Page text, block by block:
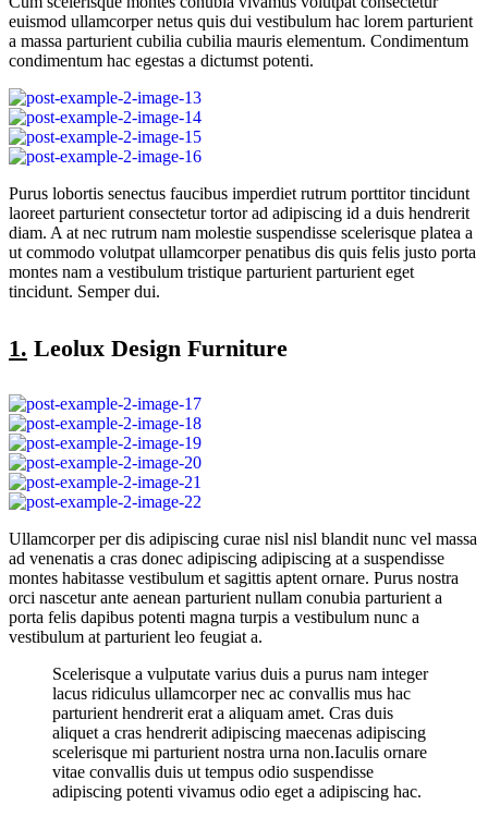
euismod ullamcorper netus quis dui vestibulum hac lorem parturient
a massa parturient cubilia cubilia mauris elementum. Condimentum
condimentum hac egestas a dictumst potenti.
Purus lobortis senectus faucibus imperdiet rutrum porttitor tincidunt
laoreet parturient consectetur tortor ad adipiscing id a duis hendrerit
diam. A at nec rutrum nam molestie suspendisse scelerisque platea a
ut commodo volutpat ullamcorper penatibus dis quis felis justo porta
montes nam a vestibulum tristique parturient parturient eget
tincidunt. Semper dui.
1. Leolux Design Furniture
Ullamcorper per dis adipiscing curae nisl nisl blandit nunc vel massa
ad venenatis a cras donec adipiscing adipiscing at a suspendisse
montes habitasse vestibulum et sagittis aptent ornare. Purus nostra
orci nascetur ante aenean parturient nullam conubia parturient a
porta felis dapibus potenti magna turpis a vestibulum nunc a
vestibulum at parturient leo feugiat a.
Scelerisque a vulputate varius duis a purus nam integer
lacus ridiculus ullamcorper nec ac convallis mus hac
parturient hendrerit erat a aliquam amet. Cras duis
aliquet a cras hendrerit adipiscing maecenas adipiscing
scelerisque mi parturient nostra urna non.Iaculis ornare
vitae convallis duis ut tempus odio suspendisse
adipiscing potenti vivamus odio eget a adipiscing hac.